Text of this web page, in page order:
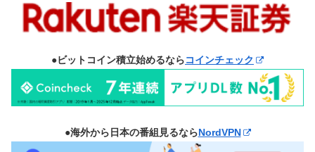
●ビットコイン積立始めるならコインチェック
●海外から日本の番組見るならNordVPN